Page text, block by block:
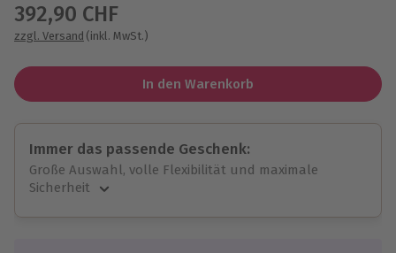
392,90 CHF
zzgl. Versand (inkl. MwSt.)
In den Warenkorb
Immer das passende Geschenk:
Große Auswahl, volle Flexibilität und maximale
Sicherheit